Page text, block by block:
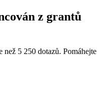
z grantů
5 250 dotazů. Pomáhejte